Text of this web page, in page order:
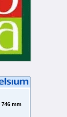
746 mm